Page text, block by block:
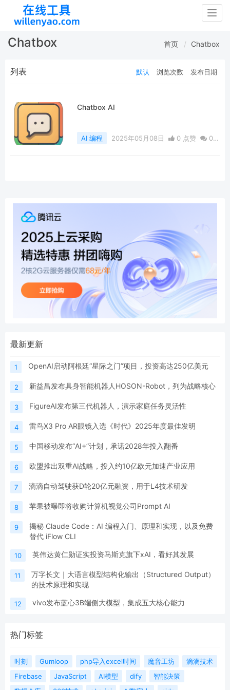
Chatbox 首页 Chatbox
列表 默认 浏览次数 发布日期
Chatbox AI
AI 编程 2025年05月08日 0 点赞
0
最新更新
1 OpenAI启动阿根廷“星际之门”项目，投资高达250亿美元
2 新益昌发布具身智能机器人HOSON-Robot，列为战略核心
3 FigureAI发布第三代机器人，演示家庭任务灵活性
4 雷鸟X3 Pro AR眼镜入选《时代》2025年度最佳发明
5 中国移动发布“AI+”计划，承诺2028年投入翻番
6 欧盟推出双重AI战略，投入约10亿欧元加速产业应用
7 滴滴自动驾驶获D轮20亿元融资，用于L4技术研发
8 苹果被曝即将收购计算机视觉公司Prompt AI
9
揭秘 Claude Code：AI 编程入门、原理和实现，以及免费
替代 iFlow CLI
10 英伟达黄仁勋证实投资马斯克旗下xAI，看好其发展
11
万字长文｜大语言模型结构化输出（Structured Output）
的技术原理和实现
12 vivo发布蓝心3B端侧大模型，集成五大核心能力
热门标签
时刻 Gumloop php导入excel时间 魔音工坊
滴滴技术
Firebase
JavaScript AI模型 dify
智能决策